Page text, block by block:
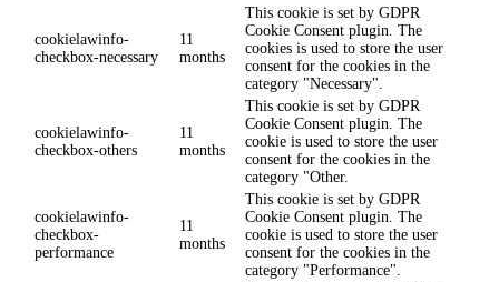
cookielawinfo-
checkbox-necessary
11
months
This cookie is set by GDPR
Cookie Consent plugin. The
cookies is used to store the user
consent for the cookies in the
category "Necessary".
cookielawinfo-
checkbox-others
11
months
This cookie is set by GDPR
Cookie Consent plugin. The
cookie is used to store the user
consent for the cookies in the
category "Other.
cookielawinfo-
checkbox-
performance
11
months
This cookie is set by GDPR
Cookie Consent plugin. The
cookie is used to store the user
consent for the cookies in the
category "Performance".